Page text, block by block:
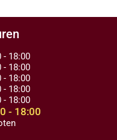
- 18:00
- 18:00
- 18:00
- 18:00
- 18:00
- 18:00